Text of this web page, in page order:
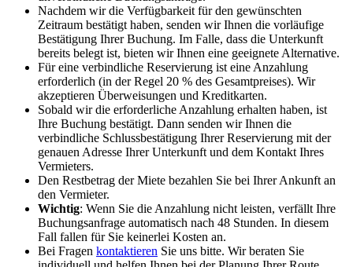
Nachdem wir die Verfügbarkeit für den gewünschten
Zeitraum bestätigt haben, senden wir Ihnen die vorläufige
Bestätigung Ihrer Buchung. Im Falle, dass die Unterkunft
bereits belegt ist, bieten wir Ihnen eine geeignete Alternative.
Für eine verbindliche Reservierung ist eine Anzahlung
erforderlich (in der Regel 20 % des Gesamtpreises). Wir
akzeptieren Überweisungen und Kreditkarten.
Sobald wir die erforderliche Anzahlung erhalten haben, ist
Ihre Buchung bestätigt. Dann senden wir Ihnen die
verbindliche Schlussbestätigung Ihrer Reservierung mit der
genauen Adresse Ihrer Unterkunft und dem Kontakt Ihres
Vermieters.
Den Restbetrag der Miete bezahlen Sie bei Ihrer Ankunft an
den Vermieter.
Wichtig: Wenn Sie die Anzahlung nicht leisten, verfällt Ihre
Buchungsanfrage automatisch nach 48 Stunden. In diesem
Fall fallen für Sie keinerlei Kosten an.
Bei Fragen kontaktieren Sie uns bitte. Wir beraten Sie